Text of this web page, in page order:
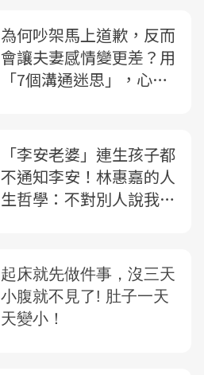
為何吵架馬上道歉，反而
會讓夫妻感情變更差？用
「7個溝通迷思」，心理
「李安老婆」連生孩子都
不通知李安！林惠嘉的人
生哲學：不對別人說我希